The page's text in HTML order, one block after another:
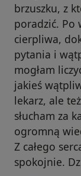
brzuszku, z
poradzić. Po
cierpliwa,
pytania i
mogłam
jakieś
lekarz, ale
słucham za
ogromną
Z całego
spokojnie.